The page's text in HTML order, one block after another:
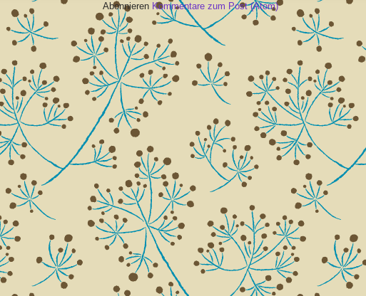
Abonnieren Kommentare zum Post (Atom)